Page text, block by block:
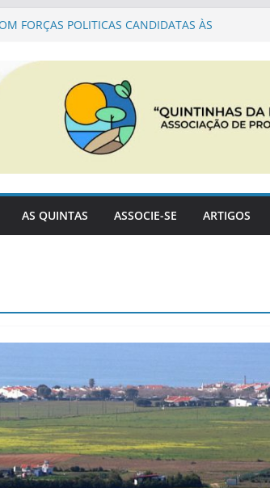
FORÇAS POLITICAS CANDIDATAS ÀS
PARQUE NATURAL SUDOESTE ALENTEJANO
PDM
Associação para a cogestão do PNSACV
AS QUINTAS ASSOCIE-SE ARTIGOS